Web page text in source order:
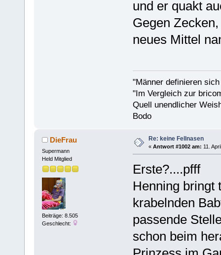
und er quakt
Gegen
neues Mittel
"Männer definieren
"Im Vergleich zur
Quell unendlicher
Bodo
DieFrau
Supermann
Held Mitglied
Beiträge: 8.505
Geschlecht:
Re: keine Fellnasen
« Antwort #1002 am: 11.
Erste?....pfff
Henning bringt
krabelnden
passende
schon beim